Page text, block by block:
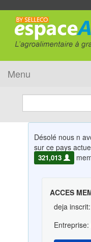
Menu
Désolé nous n
sur ce pays
321,013
ACCES
deja inscrit:
Entreprise: